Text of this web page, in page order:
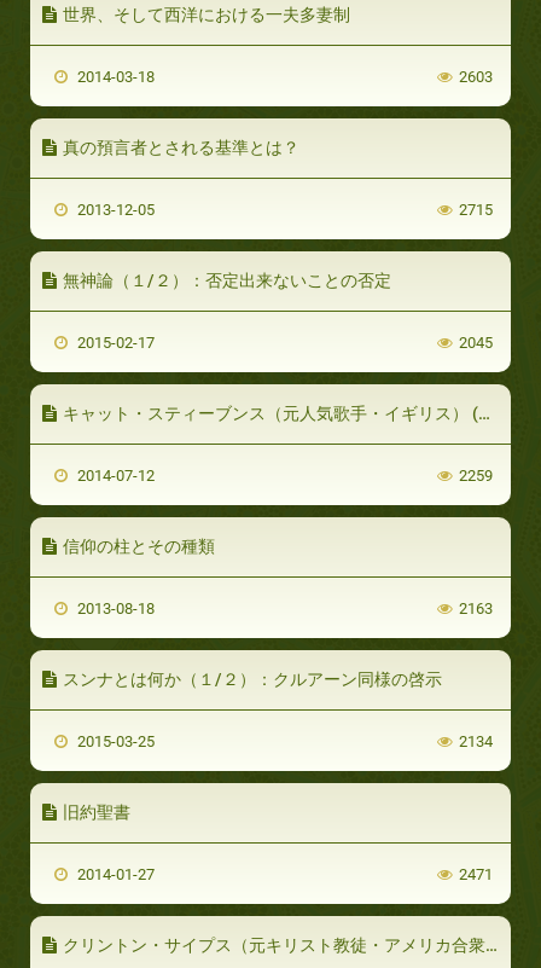
世界、そして西洋における一夫多妻制
2014-03-18 2603
真の預言者とされる基準とは？
2013-12-05 2715
無神論（１/２）：否定出来ないことの否定
2015-02-17 2045
キャット・スティーブンス（元人気歌手・イギリス） (パート1 / 2)
2014-07-12 2259
信仰の柱とその種類
2013-08-18 2163
スンナとは何か（１/２）：クルアーン同様の啓示
2015-03-25 2134
旧約聖書
2014-01-27 2471
クリントン・サイプス（元キリスト教徒・アメリカ合衆国）(パート2/2)